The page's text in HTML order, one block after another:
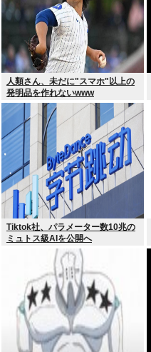
人類さん、未だに"スマホ"以上の
発明品を作れないwww
Tiktok社、パラメーター数10兆の
ミュトス級AIを公開へ